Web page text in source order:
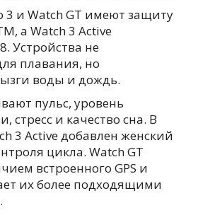
3 и Watch GT имеют защиту
а Watch 3 Active
Устройства не
плавания, но
воды и дождь.
пульс, уровень
стресс и качество сна. В
3 Active добавлен женский
цикла. Watch GT
встроенного GPS и
их более подходящими